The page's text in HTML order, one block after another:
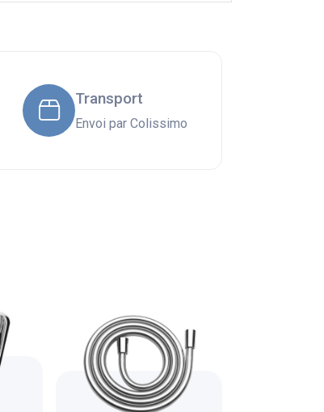
Transport
Envoi par Colissimo